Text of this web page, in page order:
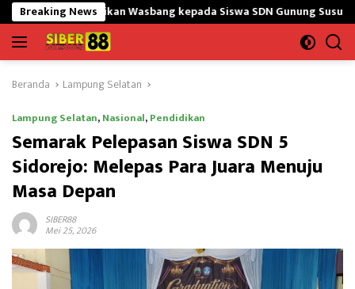
Langsung
ke
konten
Breaking News
Wasbang kepada Siswa SDN Gunung Susu Bangun
Beranda Lampung Selatan
Lampung Selatan,Nasional,Pendidikan
Semarak Pelepasan Siswa SDN 5
Sidorejo: Melepas Para Juara Menuju
Masa Depan
SIBER88
Mei 25, 2026